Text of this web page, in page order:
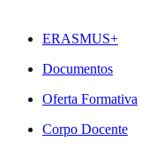
ERASMUS+
Documentos
Oferta Formativa
Corpo Docente